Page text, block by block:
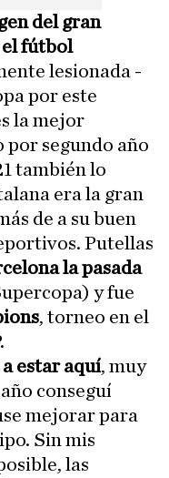
del gran
el fútbol
lesionada -
por este
la mejor
segundo año
también lo
era la gran
de a su buen
Putellas
la pasada
y fue
, torneo en el
estar aquí, muy
conseguí
mejorar para
Sin mis
las